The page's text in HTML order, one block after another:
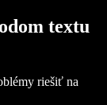
textu
riešiť na